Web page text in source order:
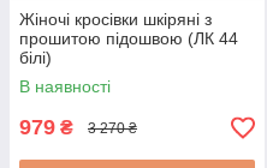
Жіночі кросівки шкіряні з
прошитою підошвою (ЛК 44
білі)
В наявності
979 ₴ 3 270 ₴